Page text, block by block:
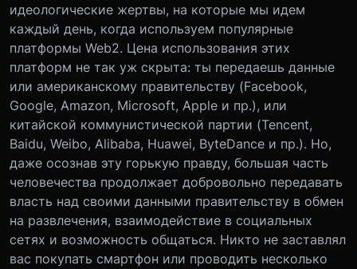
идеологические жертвы, на которые мы идем
каждый день, когда используем популярные
платформы Web2. Цена использования этих
платформ не так уж скрыта: ты передаешь данные
или американскому правительству (Facebook,
Google, Amazon, Microsoft, Apple и пр.), или
китайской коммунистической партии (Tencent,
Baidu, Weibo, Alibaba, Huawei, ByteDance и пр.). Но,
даже осознав эту горькую правду, большая часть
человечества продолжает добровольно передавать
власть над своими данными правительству в обмен
на развлечения, взаимодействие в социальных
сетях и возможность общаться. Никто не заставлял
вас покупать смартфон или проводить несколько